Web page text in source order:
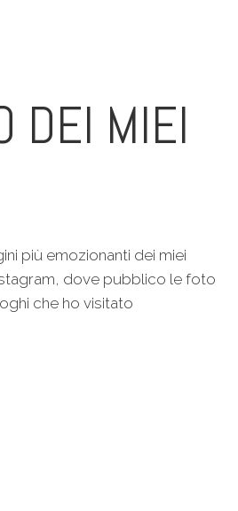
DEI MIEI
più emozionanti dei miei
dove pubblico le foto
che ho visitato